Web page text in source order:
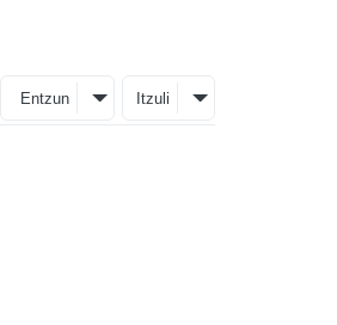
Entzun Itzuli